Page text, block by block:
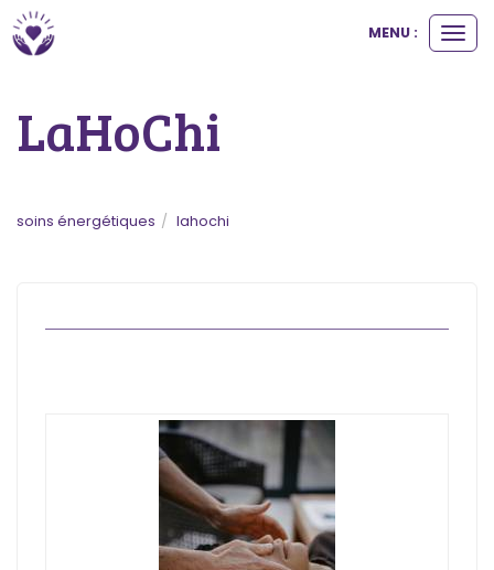
le
MENU :
LaHoChi
soins énergétiques lahochi